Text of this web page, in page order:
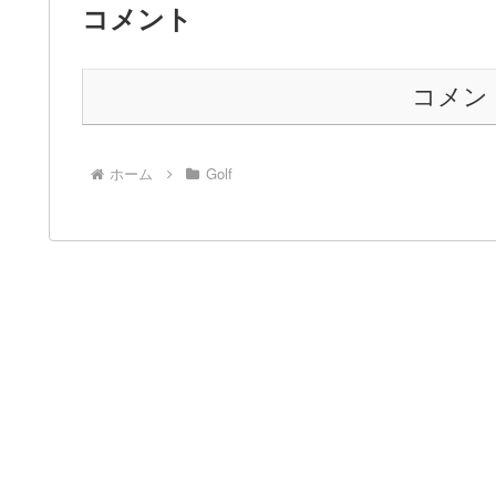
コメント
コメン
ホーム Golf